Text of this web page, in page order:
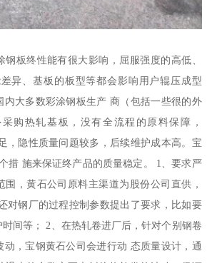
板终性能有很大影响，屈服强度的高低、
异、基板的板型等都会影响用户辊压成型
内大多数彩涂钢板生产 商（包括一些很的外
购热轧基板，没有全流程的原料保障，
，隐性质量问题较多，后续维护成本高。宝
措 施来保证终产品的质量稳定。 1、要求严
围，黄石公司原料主渠道为股份公司直供，
对钢厂的过程控制参数提出了要求，比如要
间等； 2、在热轧卷进厂后，针对个别钢卷
动，宝钢黄石公司会进行动 态质量设计，通